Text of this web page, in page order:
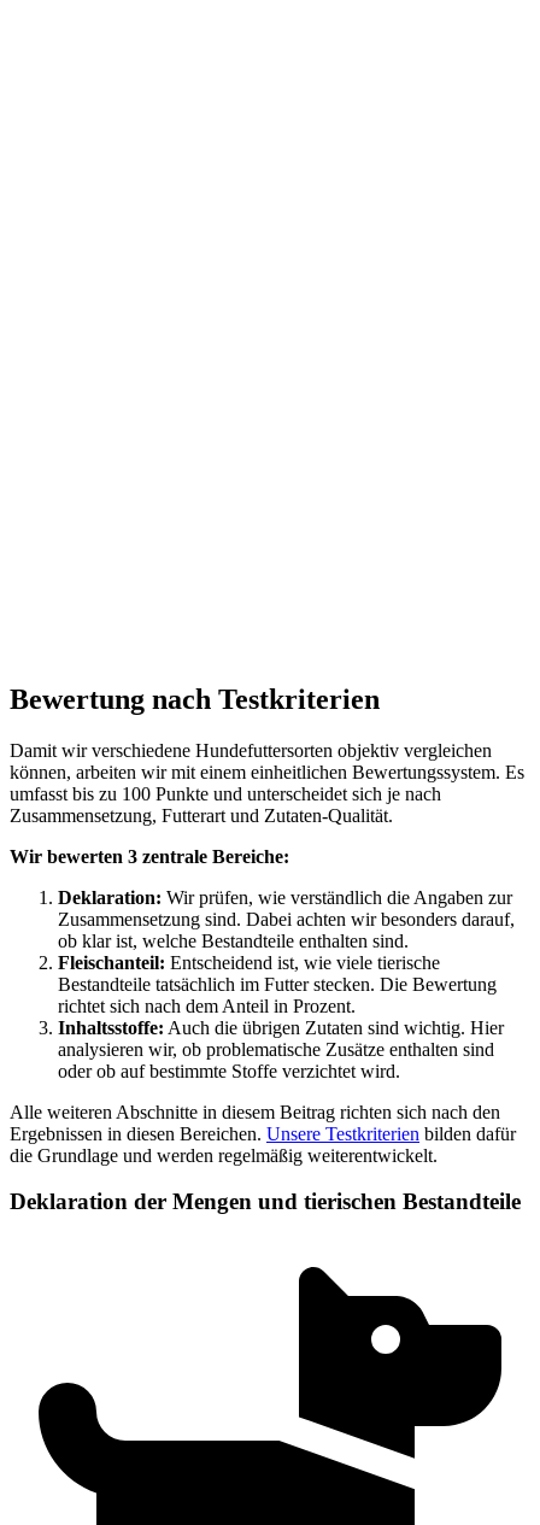
Bewertung nach Testkriterien
Damit wir verschiedene Hundefuttersorten objektiv vergleichen
können, arbeiten wir mit einem einheitlichen Bewertungssystem. Es
umfasst bis zu 100 Punkte und unterscheidet sich je nach
Zusammensetzung, Futterart und Zutaten-Qualität.
Wir bewerten 3 zentrale Bereiche:
Deklaration: Wir prüfen, wie verständlich die Angaben zur
Zusammensetzung sind. Dabei achten wir besonders darauf,
ob klar ist, welche Bestandteile enthalten sind.
Fleischanteil: Entscheidend ist, wie viele tierische
Bestandteile tatsächlich im Futter stecken. Die Bewertung
richtet sich nach dem Anteil in Prozent.
Inhaltsstoffe: Auch die übrigen Zutaten sind wichtig. Hier
analysieren wir, ob problematische Zusätze enthalten sind
oder ob auf bestimmte Stoffe verzichtet wird.
Alle weiteren Abschnitte in diesem Beitrag richten sich nach den
Ergebnissen in diesen Bereichen. Unsere Testkriterien bilden dafür
die Grundlage und werden regelmäßig weiterentwickelt.
Deklaration der Mengen und tierischen Bestandteile